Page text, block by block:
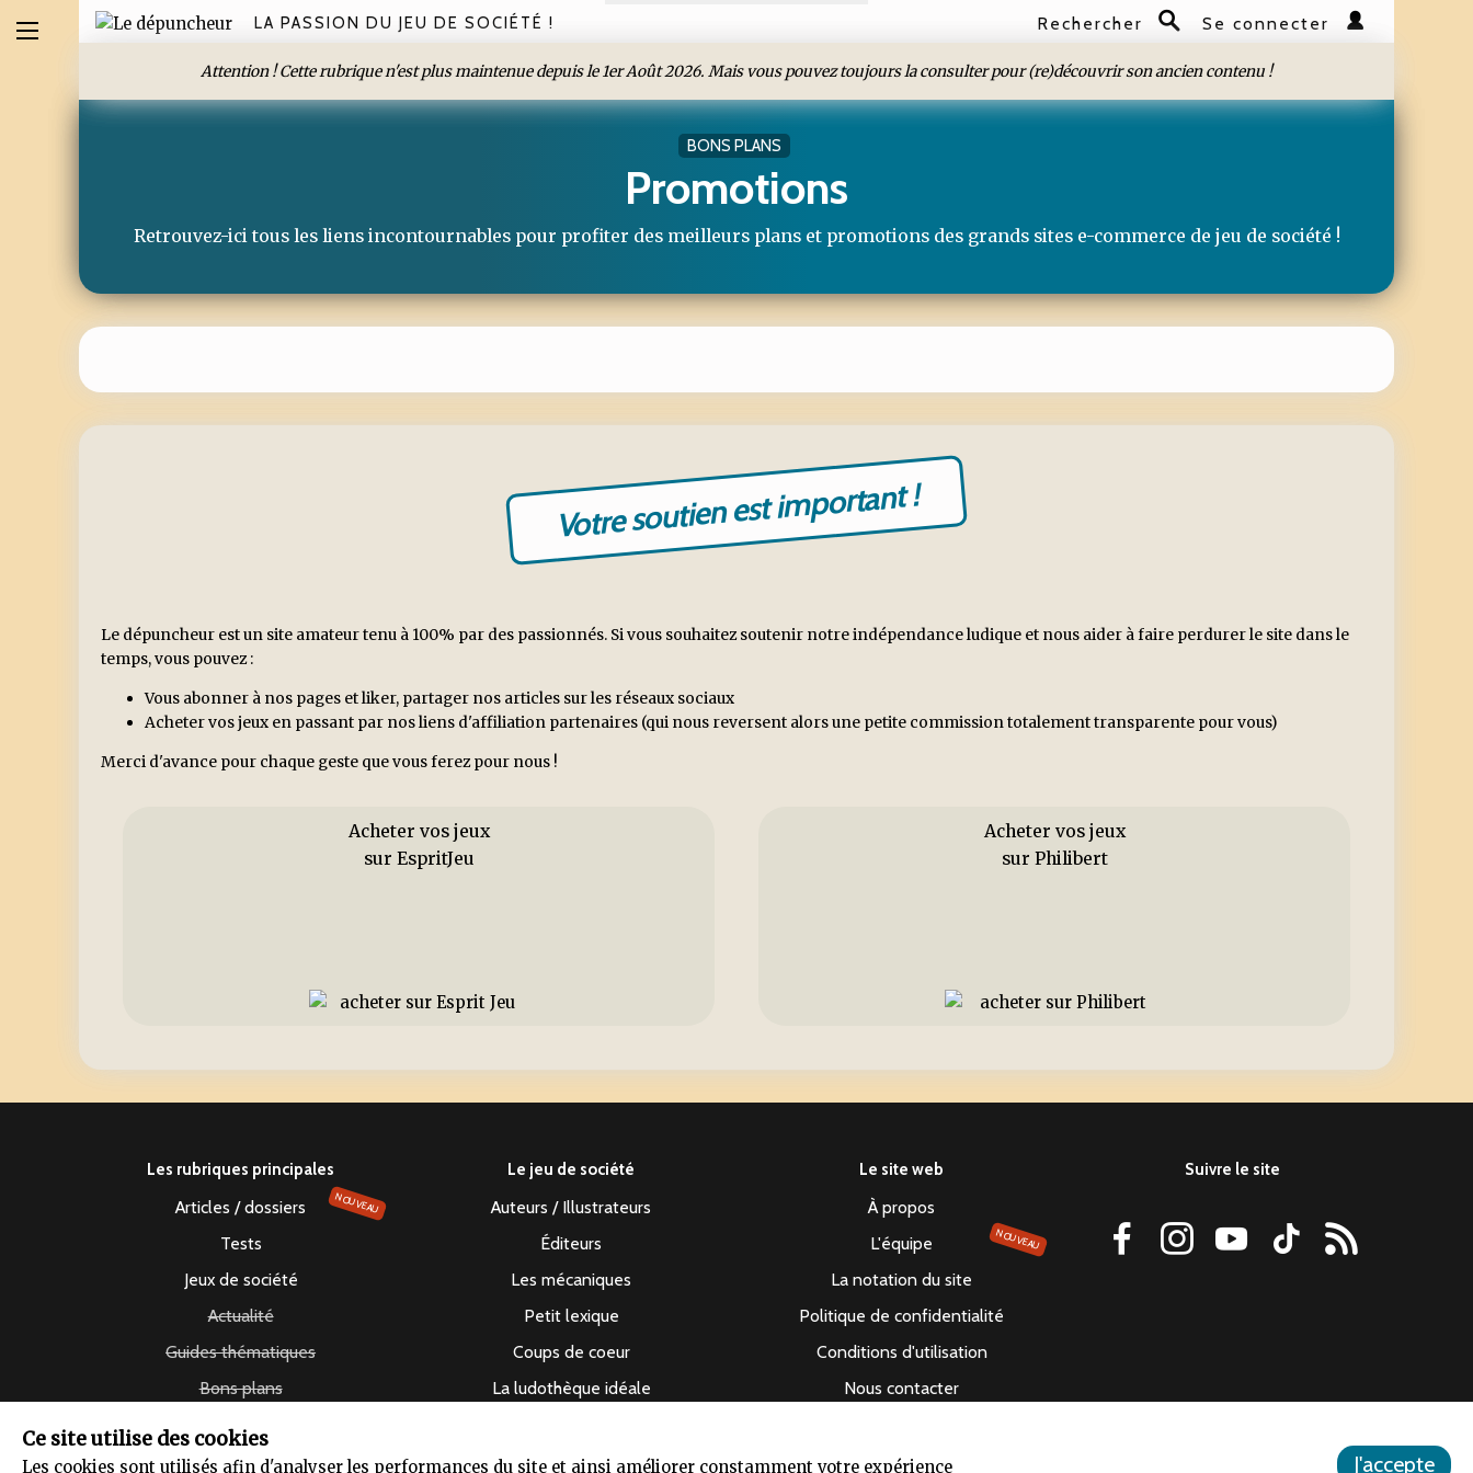
Ce site utilise des cookies
Les cookies sont utilisés afin d'analyser les performances du site et ainsi améliorer constamment votre expérience
LA PASSION DU JEU DE SOCIÉTÉ ! Rechercher Se connecter
Attention ! Cette rubrique n'est plus maintenue depuis le 1er Août 2026. Mais vous pouvez toujours la consulter pour (re)découvrir son ancien contenu !
BONS PLANS
Promotions
Retrouvez-ici tous les liens incontournables pour profiter des meilleurs plans et promotions des grands sites e-commerce de jeu de société !
Votre soutien est important !
Le dépuncheur est un site amateur tenu à 100% par des passionnés. Si vous souhaitez soutenir notre indépendance ludique et nous aider à faire perdurer le site dans le
temps, vous pouvez :
Vous abonner à nos pages et liker, partager nos articles sur les réseaux sociaux
Acheter vos jeux en passant par nos liens d'affiliation partenaires (qui nous reversent alors une petite commission totalement transparente pour vous)
Merci d'avance pour chaque geste que vous ferez pour nous !
Acheter vos jeux
sur EspritJeu
Acheter vos jeux
sur Philibert
Les rubriques principales
Articles / dossiers NOUVEAU
Tests
Jeux de société
Actualité
Guides thématiques
Bons plans
Vidéos
Le jeu de société
Auteurs / Illustrateurs
Éditeurs
Les mécaniques
Petit lexique
Coups de coeur
La ludothèque idéale
Le site web
À propos
L'équipe
NOUVEAU
La notation du site
Politique de confidentialité
Conditions d'utilisation
Nous contacter
Suivre le site